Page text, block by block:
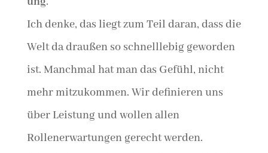
Ich denke, das liegt zum Teil daran, dass die
Welt da draußen so schnelllebig geworden
ist. Manchmal hat man das Gefühl, nicht
mehr mitzukommen. Wir definieren uns
über Leistung und wollen allen
Rollenerwartungen gerecht werden.